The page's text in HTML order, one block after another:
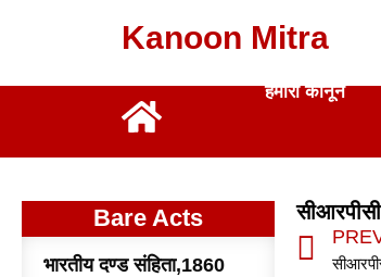
Kanoon Mitra
हमारा कानून
Bare Acts
भारतीय दण्ड संहिता,1860